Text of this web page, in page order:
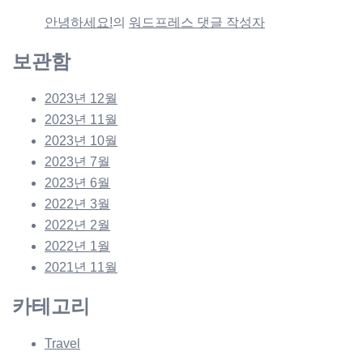
안녕하세요!의 워드프레스 댓글 작성자
보관함
2023년 12월
2023년 11월
2023년 10월
2023년 7월
2023년 6월
2022년 3월
2022년 2월
2022년 1월
2021년 11월
카테고리
Travel